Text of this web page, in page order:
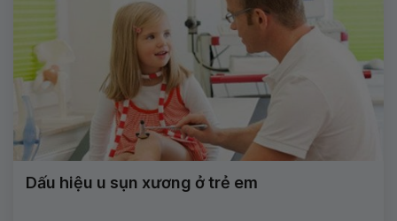
Dấu hiệu u sụn xương ở trẻ em